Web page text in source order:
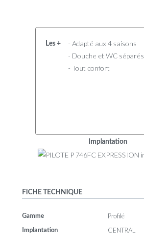
Les +
- Adapté aux 4 saisons
- Douche et WC séparés
- Tout confort
Implantation
FICHE TECHNIQUE
Gamme Profilé
Implantation CENTRAL